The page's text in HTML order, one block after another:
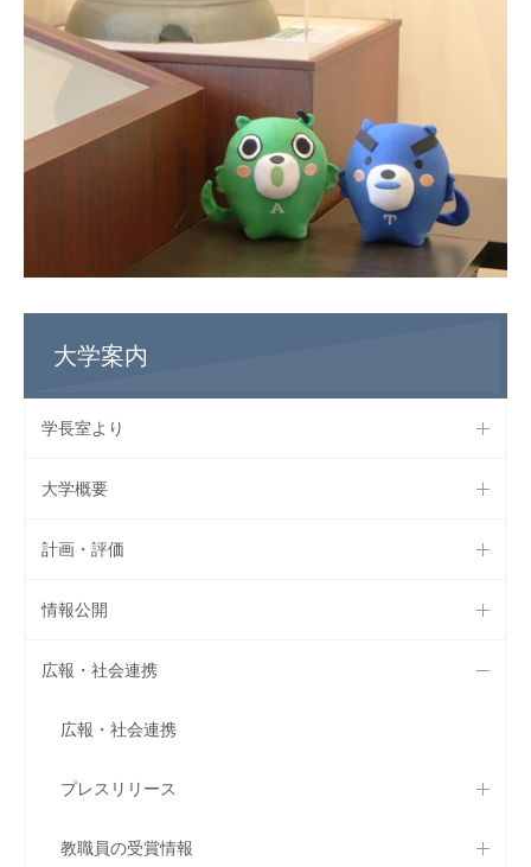
大学案内
学長室より
大学概要
計画・評価
情報公開
広報・社会連携
広報・社会連携
プレスリリース
教職員の受賞情報